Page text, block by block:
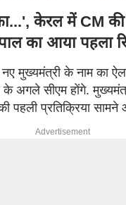
केरल में CM की
का आया पहला
मुख्यमंत्री के नाम का
अगले सीएम होंगे.
पहली प्रतिक्रिया सामने
Advertisement